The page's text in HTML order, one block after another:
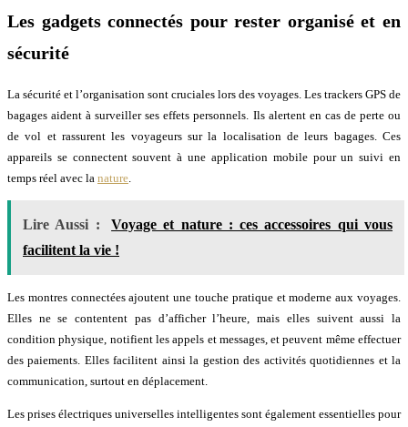
Les gadgets connectés pour rester organisé et en
sécurité
La sécurité et l’organisation sont cruciales lors des voyages. Les trackers GPS de
bagages aident à surveiller ses effets personnels. Ils alertent en cas de perte ou
de vol et rassurent les voyageurs sur la localisation de leurs bagages. Ces
appareils se connectent souvent à une application mobile pour un suivi en
temps réel avec la nature.
Lire Aussi :
Voyage et nature : ces accessoires qui vous
facilitent la vie !
Les montres connectées ajoutent une touche pratique et moderne aux voyages.
Elles ne se contentent pas d’afficher l’heure, mais elles suivent aussi la
condition physique, notifient les appels et messages, et peuvent même effectuer
des paiements. Elles facilitent ainsi la gestion des activités quotidiennes et la
communication, surtout en déplacement.
Les prises électriques universelles intelligentes sont également essentielles pour